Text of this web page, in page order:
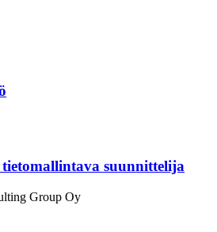
suunnittelija
Group Oy